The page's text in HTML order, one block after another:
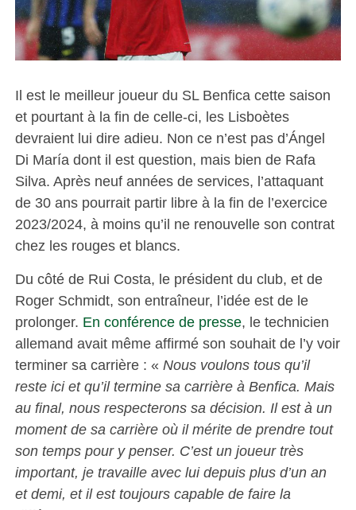
Il est le meilleur joueur du SL Benfica cette saison
et pourtant à la fin de celle-ci, les Lisboètes
devraient lui dire adieu. Non ce n’est pas d’Ángel
Di María dont il est question, mais bien de Rafa
Silva. Après neuf années de services, l’attaquant
de 30 ans pourrait partir libre à la fin de l’exercice
2023/2024, à moins qu’il ne renouvelle son contrat
chez les rouges et blancs.
Du côté de Rui Costa, le président du club, et de
Roger Schmidt, son entraîneur, l’idée est de le
prolonger. En conférence de presse, le technicien
allemand avait même affirmé son souhait de l’y voir
terminer sa carrière : « Nous voulons tous qu’il
reste ici et qu’il termine sa carrière à Benfica. Mais
au final, nous respecterons sa décision. Il est à un
moment de sa carrière où il mérite de prendre tout
son temps pour y penser. C’est un joueur très
important, je travaille avec lui depuis plus d’un an
et demi, et il est toujours capable de faire la